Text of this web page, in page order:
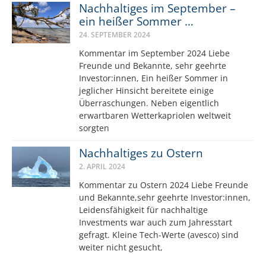
Nachhaltiges im September –
ein heißer Sommer …
24. SEPTEMBER 2024
Kommentar im September 2024 Liebe
Freunde und Bekannte, sehr geehrte
Investor:innen, Ein heißer Sommer in
jeglicher Hinsicht bereitete einige
Überraschungen. Neben eigentlich
erwartbaren Wetterkapriolen weltweit
sorgten
Nachhaltiges zu Ostern
2. APRIL 2024
Kommentar zu Ostern 2024 Liebe Freunde
und Bekannte,sehr geehrte Investor:innen,
Leidensfähigkeit für nachhaltige
Investments war auch zum Jahresstart
gefragt. Kleine Tech-Werte (avesco) sind
weiter nicht gesucht,